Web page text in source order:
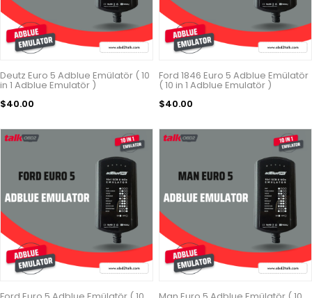
Deutz Euro 5 Adblue Emülatör ( 10
in 1 Adblue Emulatör )
$40.00
Ford 1846 Euro 5 Adblue Emülatör
( 10 in 1 Adblue Emulatör )
$40.00